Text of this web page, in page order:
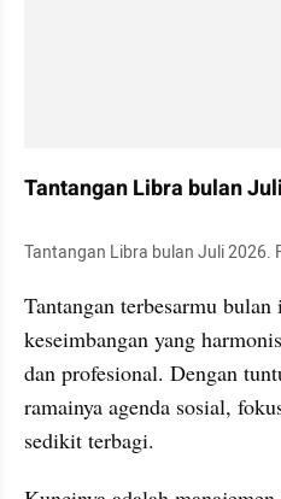
Tantangan Libra bulan
Tantangan Libra bulan Juli 2026.
Tantangan terbesarmu
keseimbangan yang
dan profesional. Dengan
ramainya agenda sosial,
sedikit terbagi.